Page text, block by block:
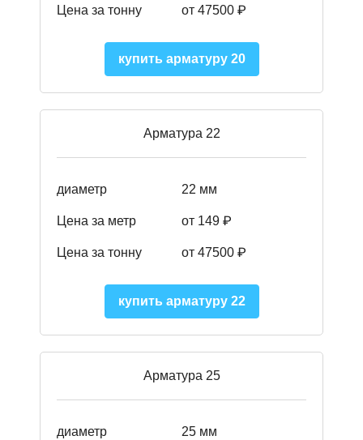
Цена за тонну от 47500 ₽
купить арматуру 20
Арматура 22
диаметр 22 мм
Цена за метр от 149 ₽
Цена за тонну от 47500 ₽
купить арматуру 22
Арматура 25
диаметр 25 мм